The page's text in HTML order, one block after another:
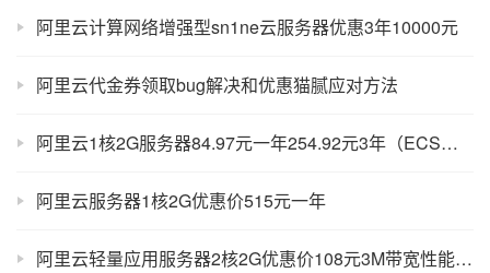
阿里云计算网络增强型sn1ne云服务器优惠3年10000元
阿里云代金券领取bug解决和优惠猫腻应对方法
阿里云1核2G服务器84.97元一年254.92元3年（ECS共享型s6）
阿里云服务器1核2G优惠价515元一年
阿里云轻量应用服务器2核2G优惠价108元3M带宽性能测评